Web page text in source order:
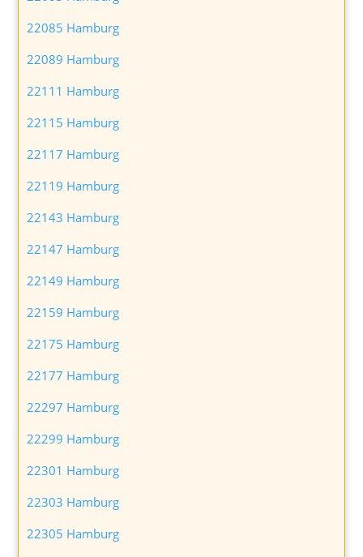
22085 Hamburg
22089 Hamburg
22111 Hamburg
22115 Hamburg
22117 Hamburg
22119 Hamburg
22143 Hamburg
22147 Hamburg
22149 Hamburg
22159 Hamburg
22175 Hamburg
22177 Hamburg
22297 Hamburg
22299 Hamburg
22301 Hamburg
22303 Hamburg
22305 Hamburg